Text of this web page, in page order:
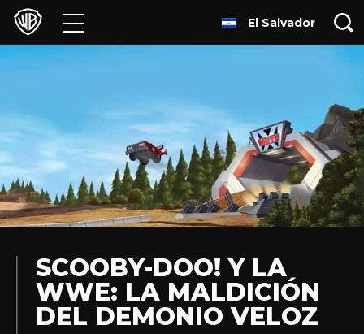
Películas
Franquicias
Colecciones
Experiencias
El Salvador
SCOOBY-DOO! Y LA
WWE: LA MALDICIÓN
DEL DEMONIO VELOZ